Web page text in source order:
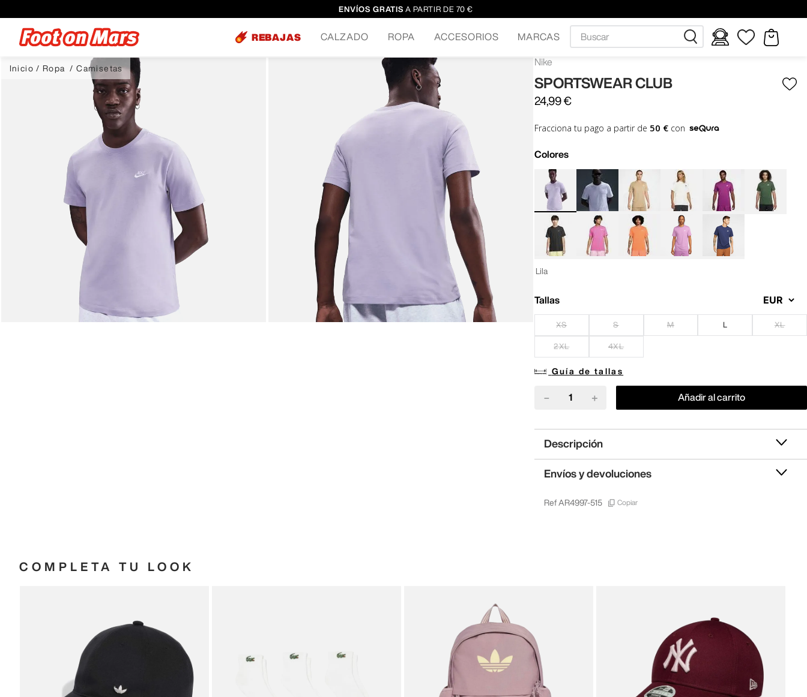
ENVÍOS GRATIS A PARTIR DE 70 €
REBAJAS CALZADO ROPA ACCESORIOS MARCAS
Ropa Camisetas
Nike
SPORTSWEAR CLUB
24,99 €
Fracciona tu pago a partir de 50 €con
Colores
Lila
Tallas
XS S M L XL
2XL 4XL
Guía de tallas
＋
－ Añadir al carrito
Descripción
Envíos y devoluciones
Ref AR4997-515 Copiar
COMPLETA TU LOOK